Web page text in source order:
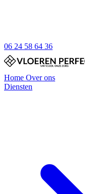
06 24 58 64 36
Home Over ons
Diensten